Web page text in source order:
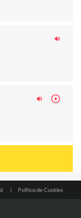
Política de Cookies